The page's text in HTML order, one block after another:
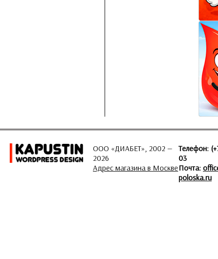
ООО «ДИАБЕТ», 2002 —
2026
Адрес магазина в Москве
Телефон:
03
Почта:
poloska.ru